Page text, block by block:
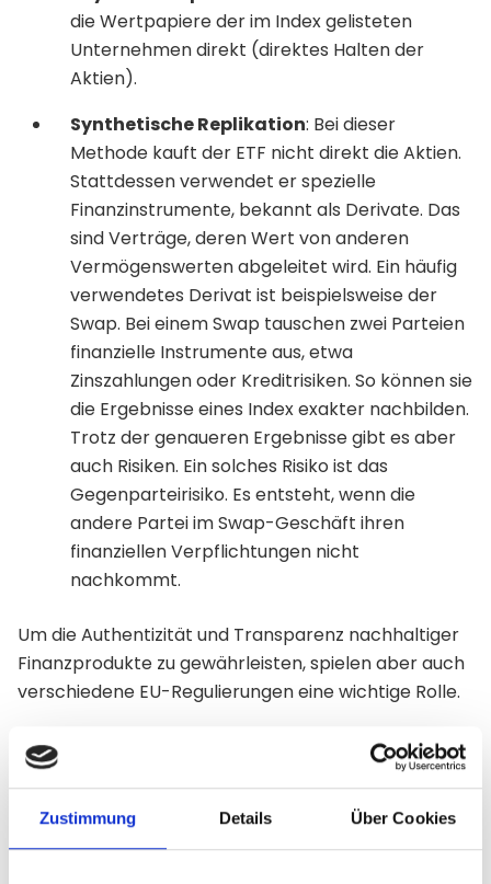
Zustimmung Details Über Cookies
die Wertpapiere der im Index gelisteten
Unternehmen direkt (direktes Halten der
Aktien).
Synthetische Replikation: Bei dieser
Methode kauft der ETF nicht direkt die Aktien.
Stattdessen verwendet er spezielle
Finanzinstrumente, bekannt als Derivate. Das
sind Verträge, deren Wert von anderen
Vermögenswerten abgeleitet wird. Ein häufig
verwendetes Derivat ist beispielsweise der
Swap. Bei einem Swap tauschen zwei Parteien
finanzielle Instrumente aus, etwa
Zinszahlungen oder Kreditrisiken. So können sie
die Ergebnisse eines Index exakter nachbilden.
Trotz der genaueren Ergebnisse gibt es aber
auch Risiken. Ein solches Risiko ist das
Gegenparteirisiko. Es entsteht, wenn die
andere Partei im Swap-Geschäft ihren
finanziellen Verpflichtungen nicht
nachkommt.
Um die Authentizität und Transparenz nachhaltiger
Finanzprodukte zu gewährleisten, spielen aber auch
verschiedene EU-Regulierungen eine wichtige Rolle.
Die Bedeutung von EU-
Regulierungen beim Thema